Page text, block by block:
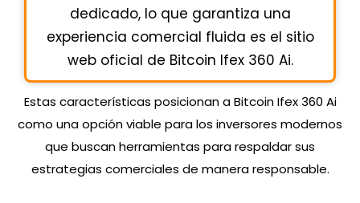
dedicado, lo que garantiza una
experiencia comercial fluida es el sitio
web oficial de Bitcoin Ifex 360 Ai.
Estas características posicionan a Bitcoin Ifex 360 Ai
como una opción viable para los inversores modernos
que buscan herramientas para respaldar sus
estrategias comerciales de manera responsable.